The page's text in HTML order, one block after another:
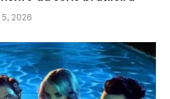
2026